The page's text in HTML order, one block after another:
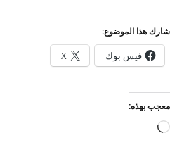
شارك هذا الموضوع:
فيس بوك X
معجب بهذه:
جاري